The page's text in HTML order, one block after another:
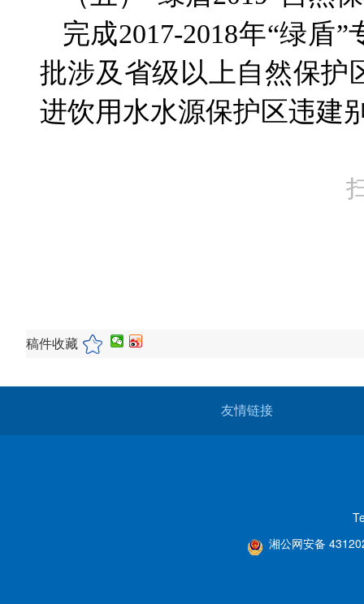
完成2017-2018年“绿盾
批涉及省级以上自然保护
进饮用水水源保护区违建
稿件收藏
友情链接
湘公网安备